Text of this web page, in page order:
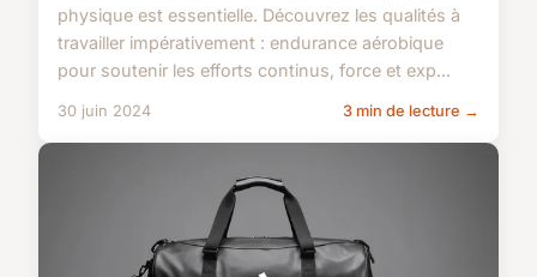
physique est essentielle. Découvrez les qualités à
travailler impérativement : endurance aérobique
pour soutenir les efforts continus, force et exp...
30 juin 2024 3 min de lecture →